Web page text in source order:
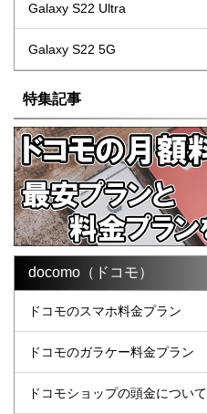
Galaxy S22 Ultra
Galaxy S22 5G
特集記事
docomo（ドコモ）
ドコモのスマホ料金プラン
ドコモのガラケー料金プラン
ドコモショップの頭金について